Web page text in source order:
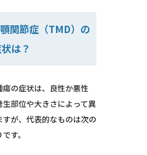
顎関節症（TMD）の
は？
瘍の症状は、良性か悪性
生部位や大きさによって異
すが、代表的なものは次の
す。